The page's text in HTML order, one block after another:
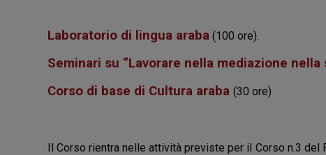
Laboratorio di lingua araba (100 ore).
Seminari su “Lavorare nella mediazione nella
Corso di base di Cultura araba (30 ore)
Il Corso rientra nelle attività previste per il Corso n.3 del